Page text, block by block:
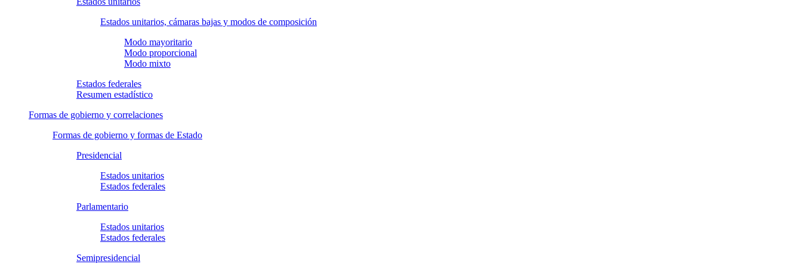
Estados unitarios, cámaras bajas y modos de composición
Modo mayoritario
Modo proporcional
Modo mixto
Estados federales
Resumen estadístico
Formas de gobierno y correlaciones
Formas de gobierno y formas de Estado
Presidencial
Estados unitarios
Estados federales
Parlamentario
Estados unitarios
Estados federales
Semipresidencial